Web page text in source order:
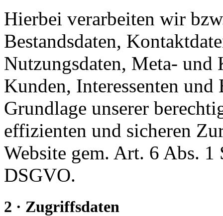
Hierbei verarbeiten wir
Bestandsdaten,
Nutzungsdaten, Meta-
Kunden, Interessenten und
Grundlage unserer
effizienten und sicheren
Website gem. Art. 6 Abs.
DSGVO.
2 · Zugriffsdaten